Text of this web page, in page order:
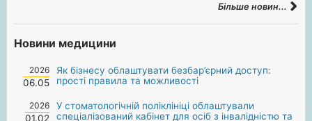
Більше новин...
Новини медицини
2026
06.05
Як бізнесу облаштувати безбар’єрний доступ:
прості правила та можливості
2026
01.02
У стоматологічній поліклініці облаштували
спеціалізований кабінет для осіб з інвалідністю та